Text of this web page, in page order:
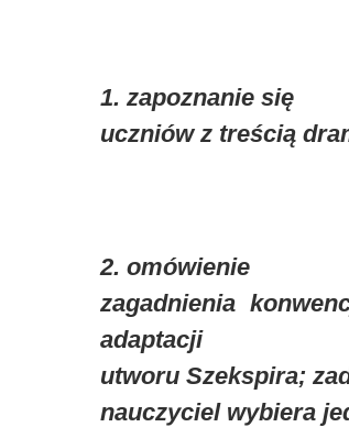
1. zapoznanie się
uczniów z treścią
2. omówienie
zagadnienia
adaptacji
utworu Szekspira;
nauczyciel wybiera